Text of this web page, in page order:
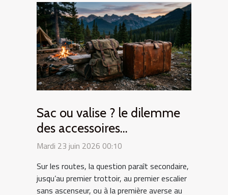
Sac ou valise ? le dilemme
des accessoires
indispensables en road trip
Mardi 23 juin 2026 00:10
Sur les routes, la question paraît secondaire,
jusqu’au premier trottoir, au premier escalier
sans ascenseur, ou à la première averse au